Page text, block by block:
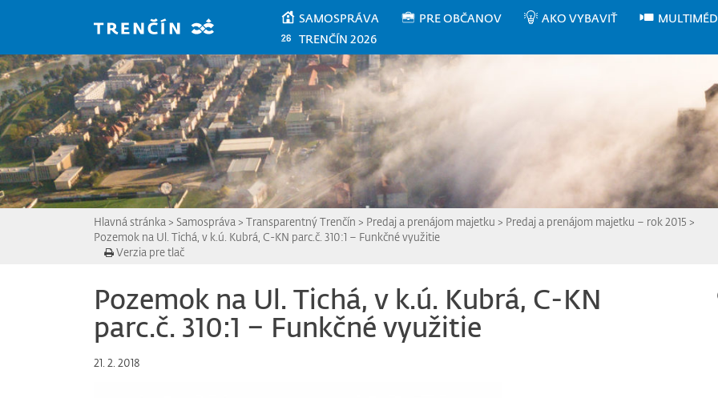
SAMOSPRÁVA PRE OBČANOV AKO VYBAVIŤ
TRENČÍN 2026
Hlavná stránka > Samospráva > Transparentný Trenčín > Predaj a prenájom majetku > Predaj a prenájom majetku – rok 2015 >
Pozemok na Ul. Tichá, v k.ú. Kubrá, C-KN parc.č. 310:1 – Funkčné využitie
Verzia pre tlač
Pozemok na Ul. Tichá, v k.ú. Kubrá, C-KN
parc.č. 310:1 – Funkčné využitie
21. 2. 2018